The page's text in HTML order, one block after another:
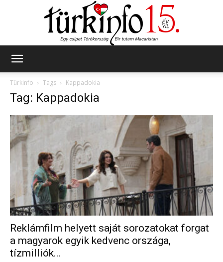
Türkinfo
Tags Kappadokia
Tag: Kappadokia
Reklámfilm helyett saját sorozatokat forgat
a magyarok egyik kedvenc országa,
tízmilliók...